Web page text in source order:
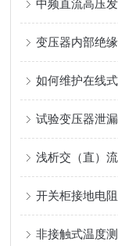
中频直流高压
变压器内部绝
如何维护在线
试验变压器泄
浅析交（直）
开关柜接地电
非接触式温度